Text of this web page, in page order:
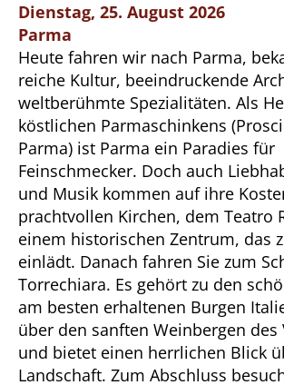
Dienstag, 25. August 2026
Parma
Heute fahren wir nach Parma,
reiche Kultur, beeindruckende
weltberühmte Spezialitäten. Als
köstlichen Parmaschinkens
Parma) ist Parma ein Paradies für
Feinschmecker. Doch auch
und Musik kommen auf ihre
prachtvollen Kirchen, dem Teatro
einem historischen Zentrum, das
einlädt. Danach fahren Sie zum
Torrechiara. Es gehört zu den
am besten erhaltenen Burgen
über den sanften Weinbergen des
und bietet einen herrlichen Blick
Landschaft. Zum Abschluss